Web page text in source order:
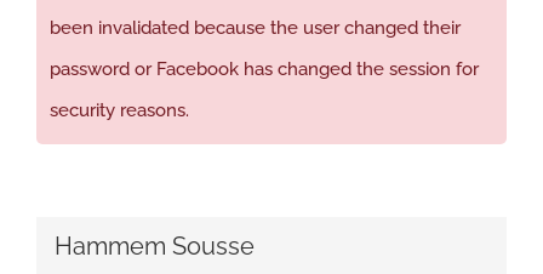
been invalidated because the user changed their
password or Facebook has changed the session for
security reasons.
Hammem Sousse